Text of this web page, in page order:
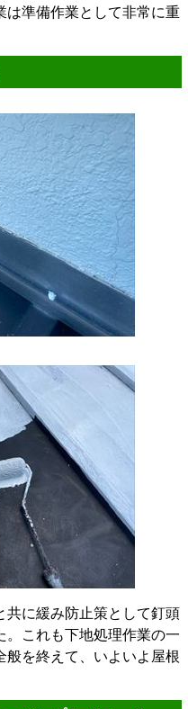
は準備作業として非常に重
に緩み防止策として釘頭
。これも下地処理作業の一
般を終えて、いよいよ屋根